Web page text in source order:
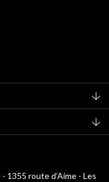
1355 route d’Aime - Les